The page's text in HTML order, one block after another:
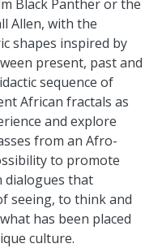
Black Panther or the
Allen, with the
shapes inspired by
present, past and
sequence of
African fractals as
and explore
from an Afro-
to promote
dialogues that
seeing, to think and
has been placed
culture.